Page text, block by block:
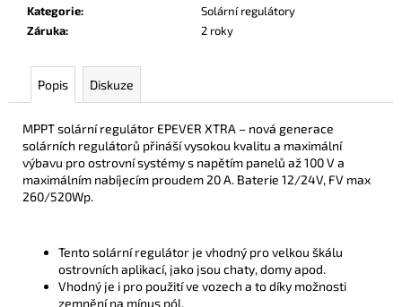
Kategorie:
Solární regulátory
Záruka: 2 roky
Popis Diskuze
MPPT solární regulátor EPEVER XTRA – nová generace
solárních regulátorů přináší vysokou kvalitu a maximální
výbavu pro ostrovní systémy s napětím panelů až 100 V a
maximálním nabíjecím proudem 20 A. Baterie 12/24V, FV max
260/520Wp.
Tento solární regulátor je vhodný pro velkou škálu
ostrovních aplikací, jako jsou chaty, domy apod.
Vhodný je i pro použití ve vozech a to díky možnosti
zemnění na mínus pól.
KEM
BLUE
Kč